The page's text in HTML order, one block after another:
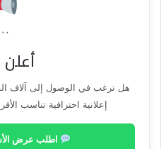
هل ترغب في الوصول إلى آلاف
إعلانية احترافية تناسب
اطلب عرض